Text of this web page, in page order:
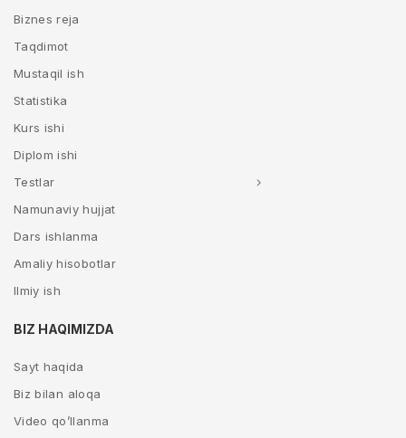
Biznes reja
Taqdimot
Mustaqil ish
Statistika
Kurs ishi
Diplom ishi
Testlar
Namunaviy hujjat
Dars ishlanma
Amaliy hisobotlar
Ilmiy ish
BIZ HAQIMIZDA
Sayt haqida
Biz bilan aloqa
Video qo’llanma